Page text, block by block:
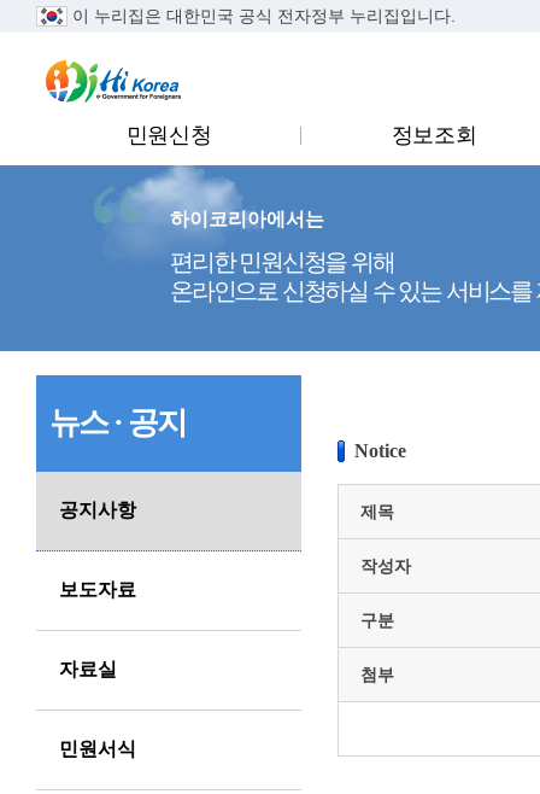
이 누리집은 대한민국 공식 전자정부 누리집입니다.
민원신청 정보조회
하이코리아에서는
편리한 민원신청을 위해
온라인으로 신청하실 수 있는 서비스를
뉴스 · 공지
공지사항
보도자료
자료실
민원서식
Notice
제목
작성자
구분
첨부